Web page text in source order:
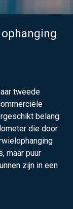
tweede
belang:
die door
maar puur
zijn in een